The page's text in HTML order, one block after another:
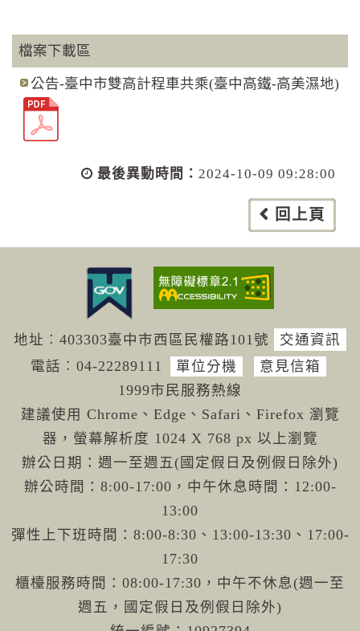
檔案下載區
公告-臺中市雙高計程車共乘(臺中高鐵-高美濕地)
最後異動時間： 2024-10-09 09:28:00
回上頁
地址︰403303臺中市西區民權路101號
交通資訊
電話︰04-22289111 單位分機
意見信箱
1999市民服務熱線
建議使用 Chrome、Edge、Safari、Firefox 瀏覽
器，螢幕解析度 1024 X 768 px 以上瀏覽
辦公日期：週一至週五(國定假日及例假日除外)
辦公時間：8:00-17:00，中午休息時間：12:00-
13:00
彈性上下班時間：8:00-8:30、13:00-13:30、17:00-
17:30
櫃檯服務時間：08:00-17:30，中午不休息(週一至
週五，國定假日及例假日除外)